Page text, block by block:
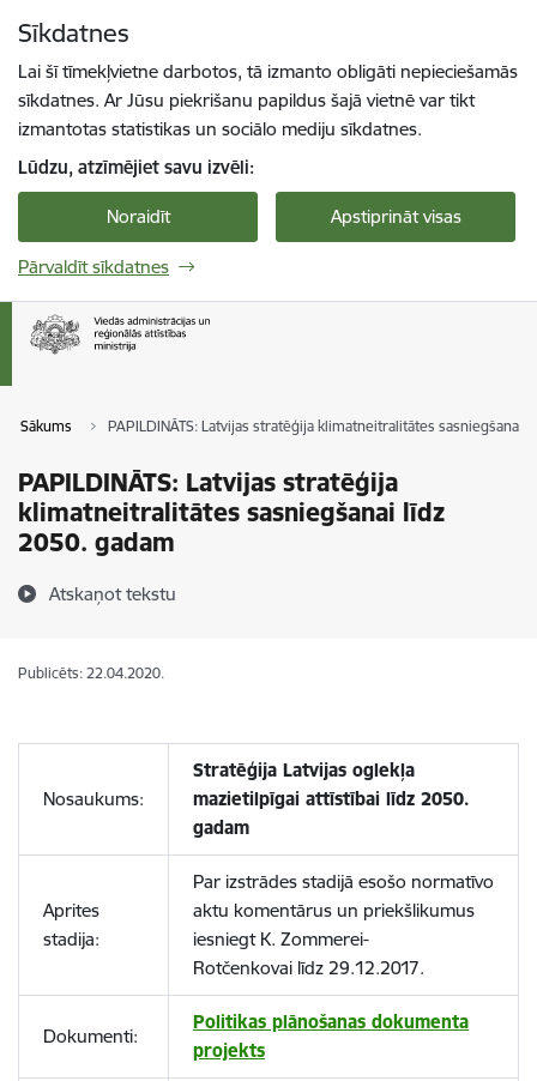
Sīkdatnes
Lai šī tīmekļvietne darbotos, tā izmanto obligāti nepieciešamās
sīkdatnes. Ar Jūsu piekrišanu papildus šajā vietnē var tikt
izmantotas statistikas un sociālo mediju sīkdatnes.
Lūdzu, atzīmējiet savu izvēli:
Noraidīt Apstiprināt visas
Pārvaldīt sīkdatnes
Sākums PAPILDINĀTS: Latvijas stratēģija klimatneitralitātes sasniegšanai
PAPILDINĀTS: Latvijas stratēģija
klimatneitralitātes sasniegšanai līdz
2050. gadam
Atskaņot tekstu
Publicēts: 22.04.2020.
Nosaukums:
Stratēģija Latvijas oglekļa
mazietilpīgai attīstībai līdz 2050.
gadam
Aprites
stadija:
Par izstrādes stadijā esošo normatīvo
aktu komentārus un priekšlikumus
iesniegt K. Zommerei-
Rotčenkovai līdz 29.12.2017.
Dokumenti:
Politikas plānošanas dokumenta
projekts